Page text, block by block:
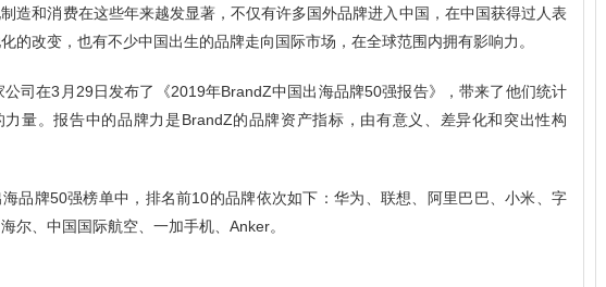
造和消费在这些年来越发显著，不仅有许多国外品牌进入中国，在中国获得过人表
的改变，也有不少中国出生的品牌走向国际市场，在全球范围内拥有影响力。
公司在3月29日发布了《2019年BrandZ中国出海品牌50强报告》，带来了他们统计
力量。报告中的品牌力是BrandZ的品牌资产指标，由有意义、差异化和突出性构
品牌50强榜单中，排名前10的品牌依次如下：华为、联想、阿里巴巴、小米、字
尔、中国国际航空、一加手机、Anker。